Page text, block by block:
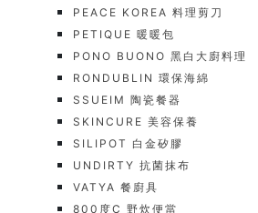
PEACE KOREA 料理剪刀
PETIQUE 暖暖包
PONO BUONO 黑白大廚料理
RONDUBLIN 環保海綿
SSUEIM 陶瓷餐器
SKINCURE 美容保養
SILIPOT 白金矽膠
UNDIRTY 抗菌抹布
VATYA 餐廚具
800度C 野炊便當